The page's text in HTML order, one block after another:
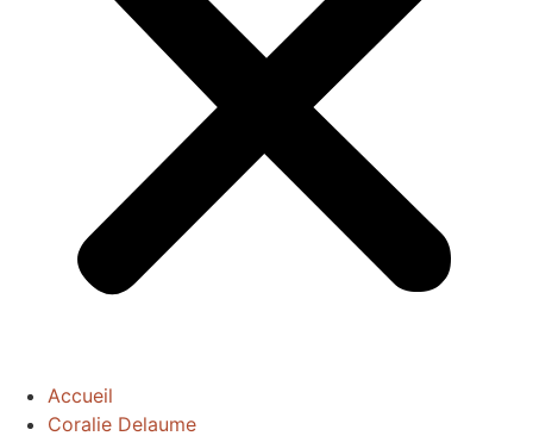
Accueil
Coralie Delaume